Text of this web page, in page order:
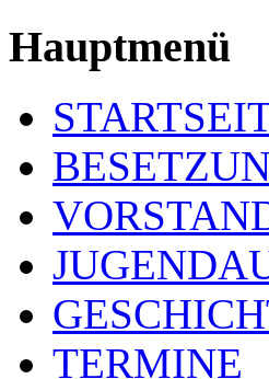
Hauptmenü
TERMINE